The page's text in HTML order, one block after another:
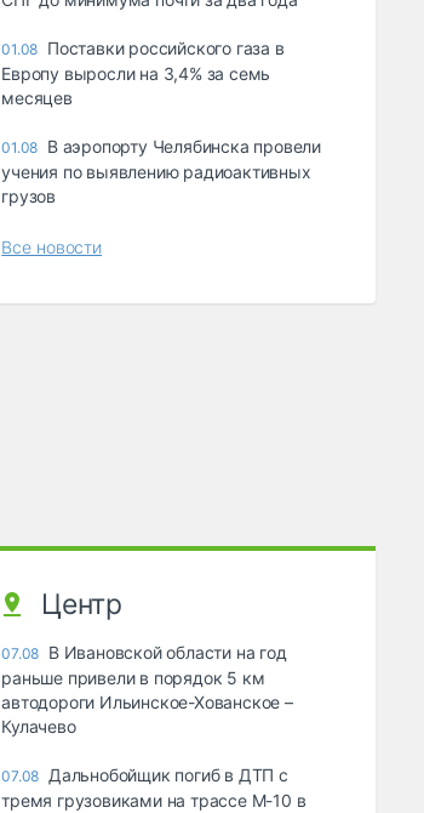
01.08 Поставки российского газа в
Европу выросли на 3,4% за семь
месяцев
01.08 В аэропорту Челябинска провели
учения по выявлению радиоактивных
грузов
Все новости
Центр
07.08 В Ивановской области на год
раньше привели в порядок 5 км
автодороги Ильинское-Хованское –
Кулачево
07.08 Дальнобойщик погиб в ДТП с
тремя грузовиками на трассе М-10 в